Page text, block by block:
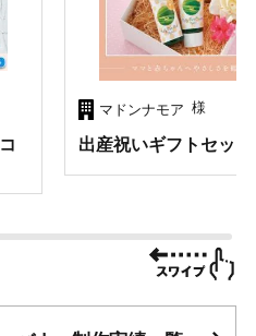
マドンナモア 様
出産祝いギフトセッ